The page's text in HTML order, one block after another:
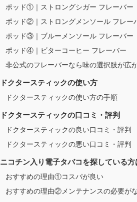
ポッド①｜ストロングシガー フレーバー
ポッド②｜ストロングメンソール フレー
ポッド③｜ブルーメンソール フレーバー
ポッド④｜ビターコーヒー フレーバー
非公式のフレーバーなら味の選択肢が広
ドクタースティックの使い方
ドクタースティックの使い方の手順
ドクタースティックの口コミ・評判
ドクタースティックの良い口コミ・評判
ドクタースティックの悪い口コミ・評判
ニコチン入り電子タバコを探している
おすすめの理由①コスパが良い
おすすめの理由②メンテナンスの必要が